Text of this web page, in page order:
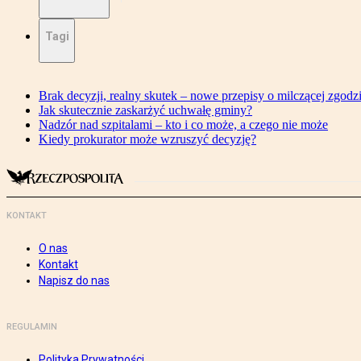
Tagi
Brak decyzji, realny skutek – nowe przepisy o milczącej
Jak skutecznie zaskarżyć uchwałę gminy?
Nadzór nad szpitalami – kto i co może, a czego nie może
Kiedy prokurator może wzruszyć decyzję?
KONTAKT
O nas
Kontakt
Napisz do nas
REGULAMIN